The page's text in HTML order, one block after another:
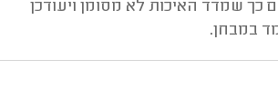
כך שמדד האיכות לא מסומן ויעודכן
במבחן.